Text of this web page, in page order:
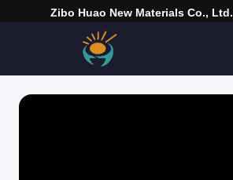
Zibo Huao New Materials Co., Ltd.